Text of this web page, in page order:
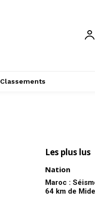
Classements
Les plus lus
Nation
Maroc :
64 km de